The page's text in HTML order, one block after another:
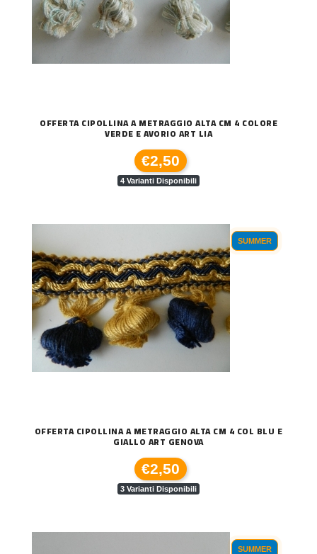
OFFERTA CIPOLLINA A METRAGGIO ALTA CM 4 COLORE
VERDE E AVORIO ART LIA
€2,50
4 Varianti Disponibili
SUMMER
OFFERTA CIPOLLINA A METRAGGIO ALTA CM 4 COL BLU E
GIALLO ART GENOVA
€2,50
3 Varianti Disponibili
SUMMER